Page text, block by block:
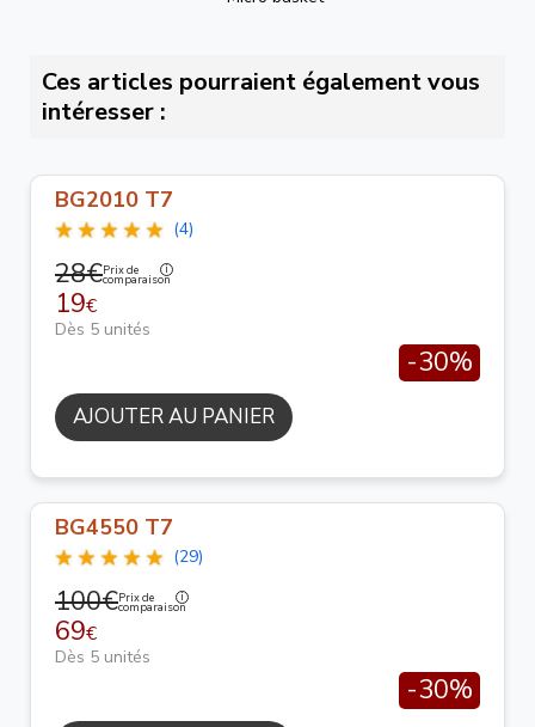
Ces articles pourraient également vous
intéresser :
BG2010 T7
(4)
28€Prix de
comparaison
19€
Dès 5 unités
-30%
AJOUTER AU PANIER
BG4550 T7
(29)
100€Prix de
comparaison
69€
Dès 5 unités
-30%